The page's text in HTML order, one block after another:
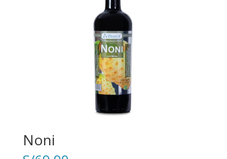
Noni